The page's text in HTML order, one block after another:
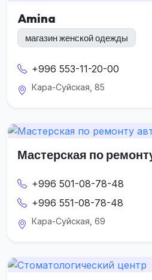
Amina
магазин женской одежды
+996 553-11-20-00
Кара-Суйская, 85
Мастерская по
+996 501-08-78-48
+996 551-08-78-48
Кара-Суйская, 69